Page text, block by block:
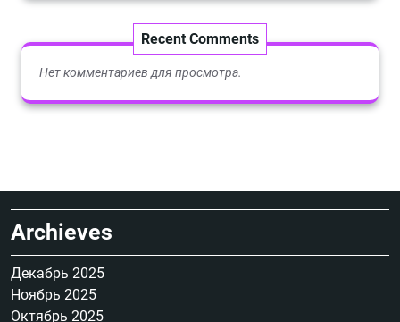
Recent Comments
Нет комментариев для просмотра.
Archieves
Декабрь 2025
Ноябрь 2025
Октябрь 2025